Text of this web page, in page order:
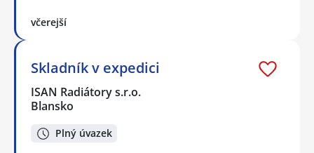
včerejší
Skladník v expedici
ISAN Radiátory s.r.o.
Blansko
Plný úvazek